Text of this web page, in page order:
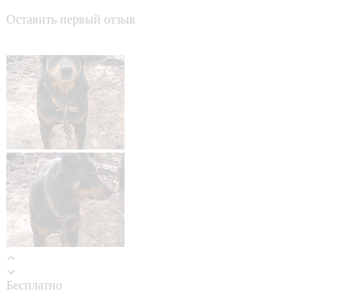
Оставить первый отзыв
Бесплатно